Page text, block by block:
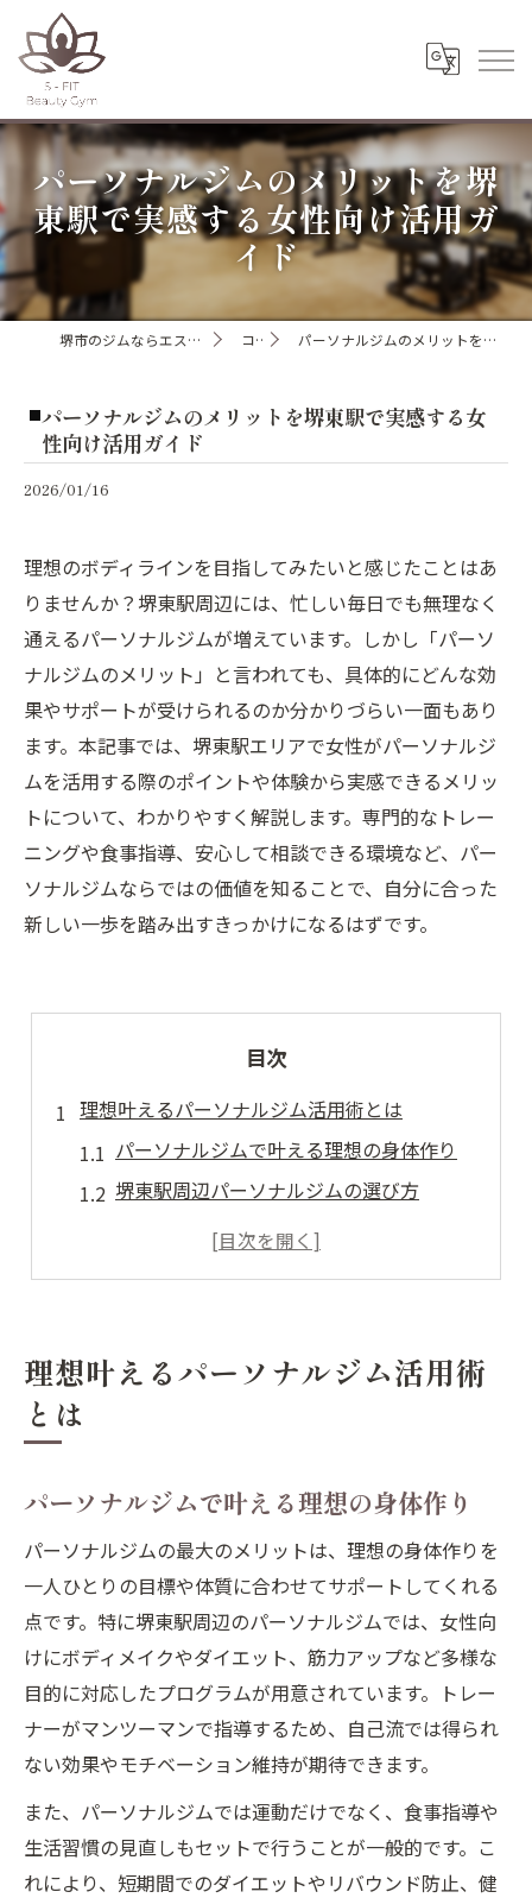
パーソナルジムのメリットを堺
東駅で実感する女性向け活用ガ
イド
堺市のジムならエスフィットビューティージム コラム パーソナルジムのメリットを堺東駅で実感する女性向け活用ガイド
パーソナルジムのメリットを堺東駅で実感する女
性向け活用ガイド
2026/01/16
理想のボディラインを目指してみたいと感じたことはあ
りませんか？堺東駅周辺には、忙しい毎日でも無理なく
通えるパーソナルジムが増えています。しかし「パーソ
ナルジムのメリット」と言われても、具体的にどんな効
果やサポートが受けられるのか分かりづらい一面もあり
ます。本記事では、堺東駅エリアで女性がパーソナルジ
ムを活用する際のポイントや体験から実感できるメリッ
トについて、わかりやすく解説します。専門的なトレー
ニングや食事指導、安心して相談できる環境など、パー
ソナルジムならではの価値を知ることで、自分に合った
新しい一歩を踏み出すきっかけになるはずです。
目次
理想叶えるパーソナルジム活用術とは
パーソナルジムで叶える理想の身体作り
堺東駅周辺パーソナルジムの選び方
女性に嬉しいパーソナルジムの特徴解説
女性視点で知る堺東駅利用の魅力
女性専用パーソナルジムが安心な理由
女性向けパーソナルジムのサポート体制
堺東駅のパーソナルジム体験談を紹介
パーソナルジムが続く理由を徹底解説
パーソナルジムが継続しやすい仕組み
堺東駅で通いやすいパーソナルジム特徴
挫折しないパーソナルジムのサポート力
パーソナルジムが続く理由と効果実感
モチベーション維持できる環境とは
ダイエットにも強いパーソナルジム体験談
パーソナルジムで実感するダイエット成功
理想叶えるパーソナルジム活用術
とは
パーソナルジムで叶える理想の身体作り
パーソナルジムの最大のメリットは、理想の身体作りを
一人ひとりの目標や体質に合わせてサポートしてくれる
点です。特に堺東駅周辺のパーソナルジムでは、女性向
けにボディメイクやダイエット、筋力アップなど多様な
目的に対応したプログラムが用意されています。トレー
ナーがマンツーマンで指導するため、自己流では得られ
ない効果やモチベーション維持が期待できます。
また、パーソナルジムでは運動だけでなく、食事指導や
生活習慣の見直しもセットで行うことが一般的です。こ
れにより、短期間でのダイエットやリバウンド防止、健